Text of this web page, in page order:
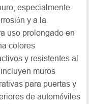
especialmente
y a la
uso prolongado en
colores
y resistentes al
muros
para puertas y
de automóviles